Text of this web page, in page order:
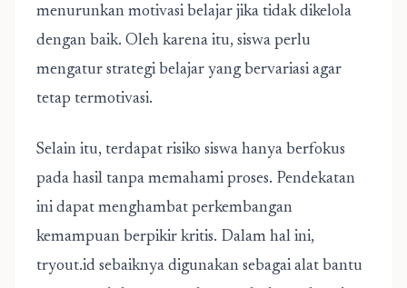
menurunkan motivasi belajar jika tidak dikelola
dengan baik. Oleh karena itu, siswa perlu
mengatur strategi belajar yang bervariasi agar
tetap termotivasi.
Selain itu, terdapat risiko siswa hanya berfokus
pada hasil tanpa memahami proses. Pendekatan
ini dapat menghambat perkembangan
kemampuan berpikir kritis. Dalam hal ini,
tryout.id sebaiknya digunakan sebagai alat bantu